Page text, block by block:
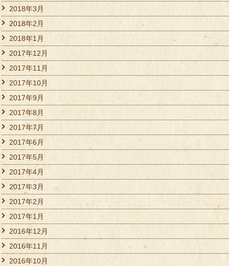
2018年3月
2018年2月
2018年1月
2017年12月
2017年11月
2017年10月
2017年9月
2017年8月
2017年7月
2017年6月
2017年5月
2017年4月
2017年3月
2017年2月
2017年1月
2016年12月
2016年11月
2016年10月